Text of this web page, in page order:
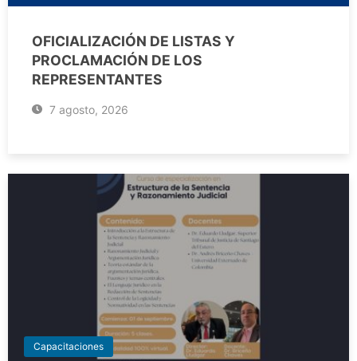
OFICIALIZACIÓN DE LISTAS Y
PROCLAMACIÓN DE LOS
REPRESENTANTES
7 agosto, 2026
Capacitaciones